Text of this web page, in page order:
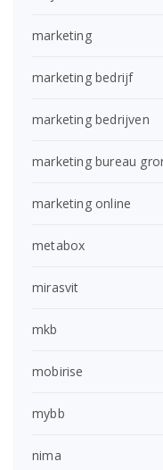
marketing
marketing bedrijf
marketing bedrijven
marketing bureau
marketing online
metabox
mirasvit
mkb
mobirise
mybb
nima